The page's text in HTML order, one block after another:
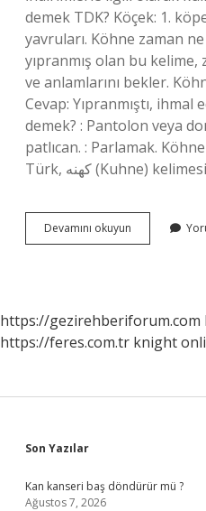
demek TDK? Köçek: 1.
yavruları. Köhne zaman
yıpranmış olan bu
ve anlamlarını bekler.
Cevap: Yıpranmıştı, ihmal
demek? : Pantolon veya
patlıcan. : Parlamak.
Devamını okuyun Köhneleşmek
Ne
https://gezirehberiforum.com
https://feres.com.tr knight
Sidebar
Son Yazılar
Kan kanseri baş döndürür mü ?
Ağustos 7, 2026